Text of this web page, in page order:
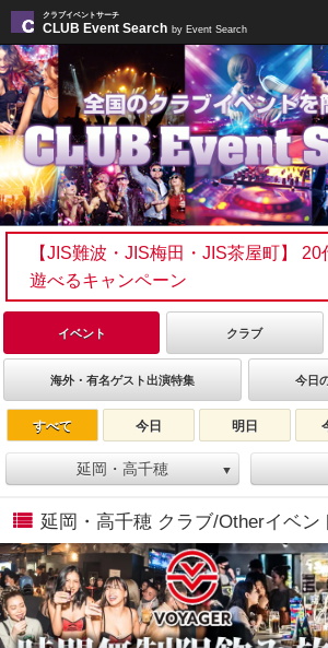
クラブイベントサーチ
CLUB Event Search by Event Search
【JIS難波・JIS梅田・JIS茶屋町】 20
遊べるキャンペーン
イベント クラブ
海外・有名ゲスト出演特集 今日
すべて 今日 明日
延岡・高千穂 ▼
延岡・高千穂 クラブ/Otherイベン